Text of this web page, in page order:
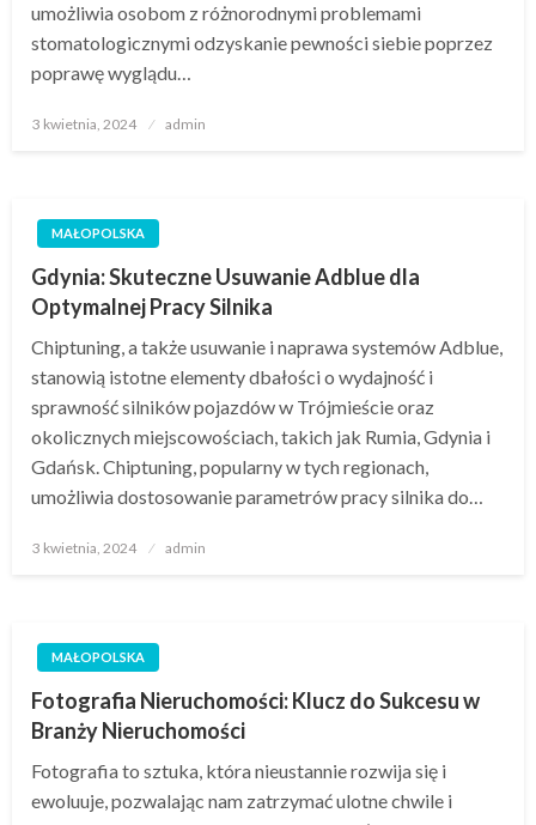
umożliwia osobom z różnorodnymi problemami
stomatologicznymi odzyskanie pewności siebie poprzez
poprawę wyglądu…
Opublikowane
3 kwietnia, 2024 admin
MAŁOPOLSKA
Gdynia: Skuteczne Usuwanie Adblue dla
Optymalnej Pracy Silnika
Chiptuning, a także usuwanie i naprawa systemów Adblue,
stanowią istotne elementy dbałości o wydajność i
sprawność silników pojazdów w Trójmieście oraz
okolicznych miejscowościach, takich jak Rumia, Gdynia i
Gdańsk. Chiptuning, popularny w tych regionach,
umożliwia dostosowanie parametrów pracy silnika do…
Opublikowane
3 kwietnia, 2024 admin
MAŁOPOLSKA
Fotografia Nieruchomości: Klucz do Sukcesu w
Branży Nieruchomości
Fotografia to sztuka, która nieustannie rozwija się i
ewoluuje, pozwalając nam zatrzymać ulotne chwile i